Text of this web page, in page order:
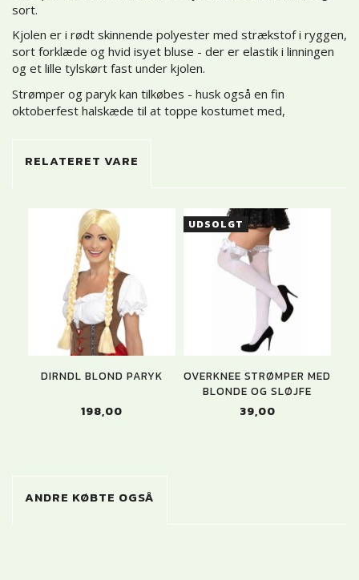
sort.
Kjolen er i rødt skinnende polyester med strækstof i ryggen,
sort forklæde og hvid isyet bluse - der er elastik i linningen
og et lille tylskørt fast under kjolen.
Strømper og paryk kan tilkøbes - husk også en fin
oktoberfest halskæde til at toppe kostumet med,
RELATERET VARE
DIRNDL BLOND PARYK
198,00
UDSOLGT
OVERKNEE STRØMPER MED
BLONDE OG SLØJFE
39,00
ANDRE KØBTE OGSÅ